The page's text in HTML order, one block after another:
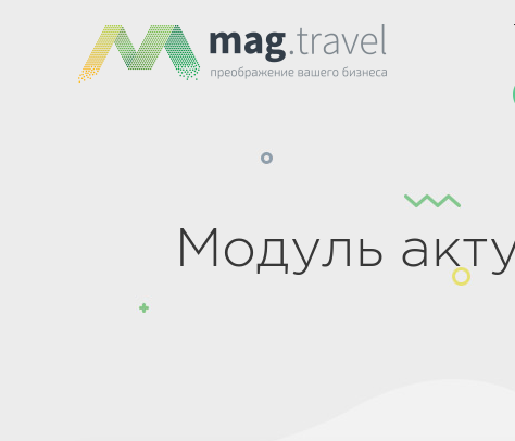
Модуль